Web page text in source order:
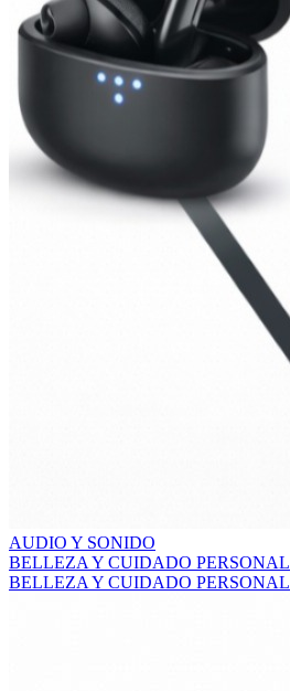
AUDIO Y SONIDO
BELLEZA Y CUIDADO PERSONAL
BELLEZA Y CUIDADO PERSONAL